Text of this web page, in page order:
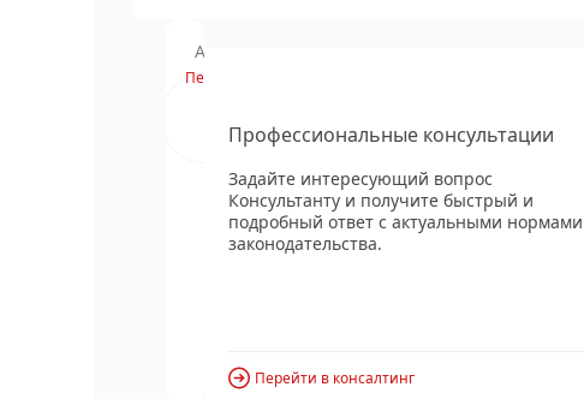
Анонс вебинара
Перейти
Профессиональные консультации
Задайте интересующий вопрос
Консультанту и получите быстрый и
подробный ответ с актуальными нормами
законодательства.
Перейти в консалтинг